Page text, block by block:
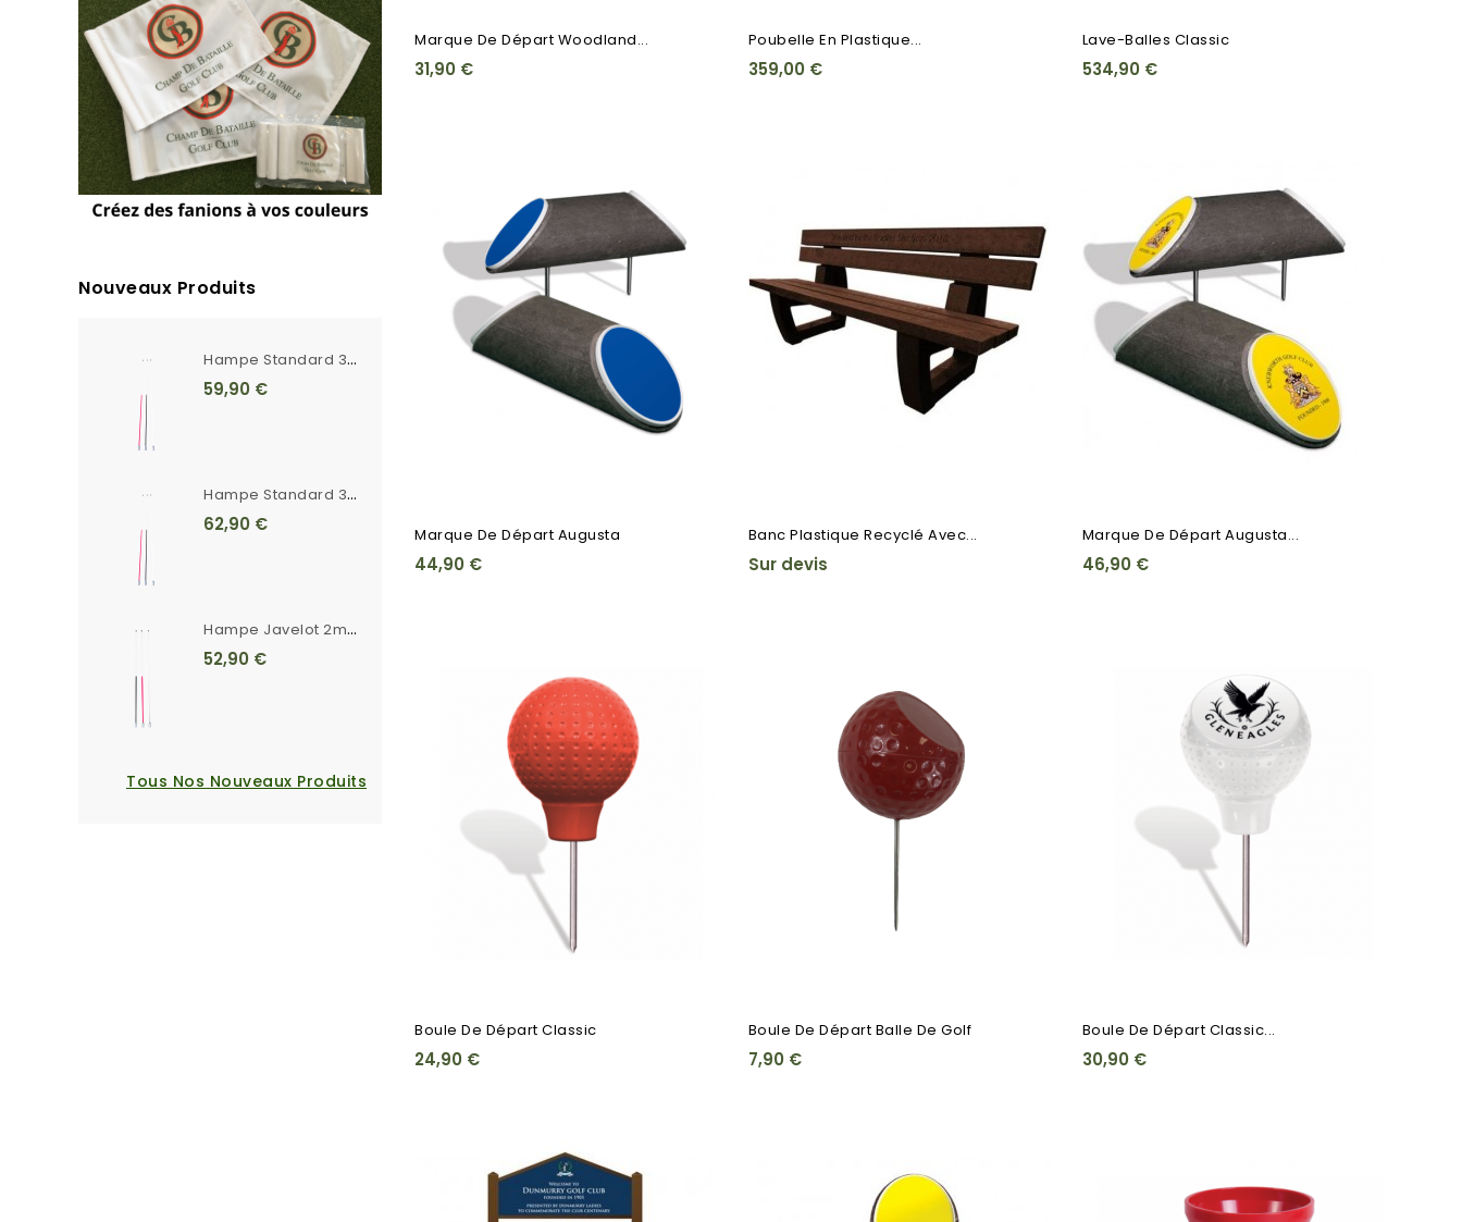
Nouveaux Produits
H
Ampe Standard 3m Unie Blanche Ferrule Crantée
59,90 €
H
Ampe Standard 3m Rayée Ferrule Crantée
62,90 €
H
Ampe Javelot 2m20 Unie Blanche Ferrule Crantée
52,90 €
Tous Nos Nouveaux Produits
Marque De Départ Woodland...
31,90 €
Poubelle En Plastique...
359,00 €
Lave-Balles Classic
534,90 €
Marque De Départ Augusta
44,90 €
Banc Plastique Recyclé Avec...
Sur devis
Marque De Départ Augusta...
46,90 €
Boule De Départ Classic
24,90 €
Boule De Départ Balle De Golf
7,90 €
Boule De Départ Classic...
30,90 €